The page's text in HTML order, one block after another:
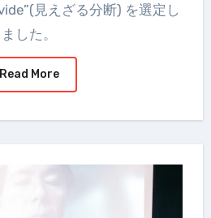
見えざる分断) を選定し
ました。
Read More